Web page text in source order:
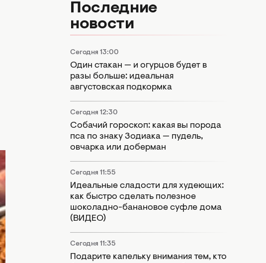
Последние
новости
Сегодня 13:00
Один стакан — и огурцов будет в
разы больше: идеальная
августовская подкормка
Сегодня 12:30
Собачий гороскоп: какая вы порода
пса по знаку Зодиака — пудель,
овчарка или доберман
Сегодня 11:55
Идеальные сладости для худеющих:
как быстро сделать полезное
шоколадно-банановое суфле дома
(ВИДЕО)
Сегодня 11:35
Подарите капельку внимания тем, кто